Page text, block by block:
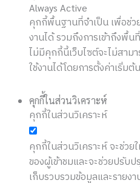
Always Active
คุกกี้พื้นฐานที่จำเป็น เพื่อช่ว
งานได้ รวมถึงการเข้าถึงพื้
ไม่มีคุกกี้นี้เว็บไซต์จะไม่สาม
ใช้งานได้โดยการตั้งค่าเริ่ม
คุกกี้ในส่วนวิเคราะห์
คุกกี้ในส่วนวิเคราะห์
คุกกี้ในส่วนวิเคราะห์ จะช่วย
ของผู้เข้าชมและจะช่วยปรับ
เก็บรวบรวมข้อมูลและรายง